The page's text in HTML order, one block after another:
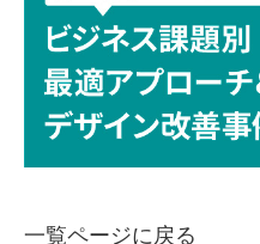
一覧ページに戻る